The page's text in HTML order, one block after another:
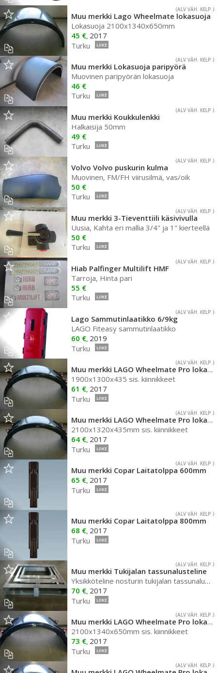
(ALV VÄH. KELP.)
Muu merkki Lago Wheelmate lokasuoja
Lokasuoja 2100x1340x650mm
45 €, 2017
Turku
LIIKE
(ALV VÄH. KELP.)
Muu merkki Lokasuoja paripyörä
Muovinen paripyörän lokasuoja
46 €
Turku
LIIKE
(ALV VÄH. KELP.)
Muu merkki Koukkulenkki
Halkaisija 50mm
49 €
Turku
LIIKE
(ALV VÄH. KELP.)
Volvo Volvo puskurin kulma
Muovinen, FM/FH viirusilmä, vas/oik
50 €
Turku
LIIKE
(ALV VÄH. KELP.)
Muu merkki 3-Tieventtiili käsivivulla
Uusia, Kahta eri mallia 3/4" ja 1" kierteellä
50 €
Turku
LIIKE
(ALV VÄH. KELP.)
Hiab Palfinger Multilift HMF
Tarroja, Hinta pari
55 €
Turku
LIIKE
(ALV VÄH. KELP.)
Lago Sammutinlaatikko 6/9kg
LAGO Fiteasy sammutinlaatikko
60 €, 2019
Turku
LIIKE
(ALV VÄH. KELP.)
Muu merkki LAGO Wheelmate Pro lokasuoja
1900x1300x435 sis. kiinnikkeet
61 €, 2017
Turku
LIIKE
(ALV VÄH. KELP.)
Muu merkki LAGO Wheelmate Pro lokasuoja
2100x1320x435mm sis. kiinnikkeet
64 €, 2017
Turku
LIIKE
(ALV VÄH. KELP.)
Muu merkki Copar Laitatolppa 600mm
65 €, 2017
Turku
LIIKE
(ALV VÄH. KELP.)
Muu merkki Copar Laitatolppa 800mm
68 €, 2017
Turku
LIIKE
(ALV VÄH. KELP.)
Muu merkki Tukijalan tassunalusteline
Yksikköteline nosturin tukijalan tassunalusille
70 €, 2017
Turku
LIIKE
(ALV VÄH. KELP.)
Muu merkki LAGO Wheelmate Pro lokasuoja
2100x1340x650mm sis. kiinnikkeet
73 €, 2017
Turku
LIIKE
(ALV VÄH. KELP.)